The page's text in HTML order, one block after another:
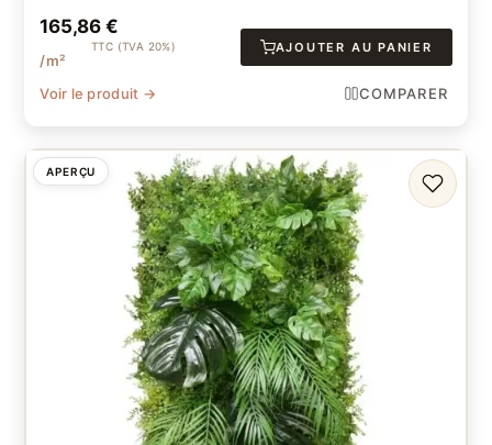
165,86€
TTC (TVA 20%)
/m²
AJOUTER AU PANIER
Voir le produit → COMPARER
APERÇU